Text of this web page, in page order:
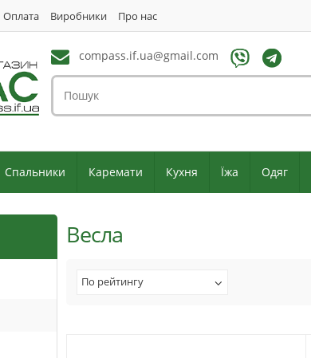
Оплата Виробники Про нас
compass.if.ua@gmail.com
Спальники Каремати Кухня Їжа Одяг
Весла
По рейтингу